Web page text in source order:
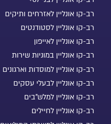
רב-קו אונליין לאזרחים ותיקים
רב-קו אונליין לסטודנטים
רב-קו אונליין לאייפון
רב-קו אונליין במוניות שירות
רב-קו אונליין למוסדות וארגונים
רב-קו אונליין לבעלי עסקים
רב-קו אונליין למלש"בים
רב-קו אונליין לחיילים